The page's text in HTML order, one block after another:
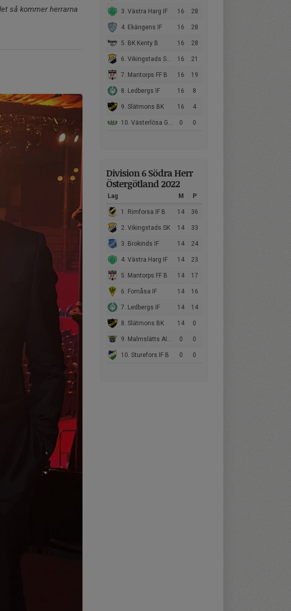
3. Västra Harg IF 16 28
4. Ekängens IF 16 28
5. BK Kenty B 16 28
6. Vikingstads SK B 16 21
7. Mantorps FF B 16 19
8. Ledbergs IF 16 8
9. Slätmons BK 16 4
10. Västerlösa GoIF/Malmslätts AIK B 0 0
Division 6 Södra Herr
Östergötland 2022
Lag M P
1. Rimforsa IF B 14 36
2. Vikingstads SK 14 33
3. Brokinds IF 14 24
4. Västra Harg IF 14 23
5. Mantorps FF B 14 17
6. Fornåsa IF 14 16
7. Ledbergs IF 14 14
8. Slätmons BK 14 0
9. Malmslätts AIK B 0 0
10. Sturefors IF B 0 0
så kommer herrarna